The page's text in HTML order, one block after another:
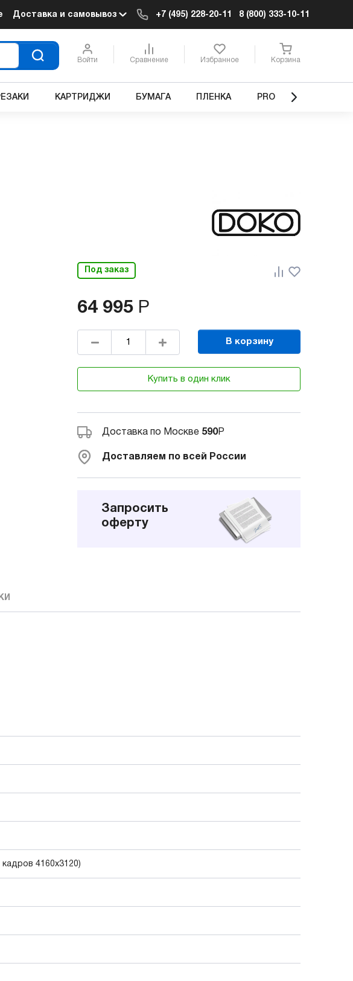
Доставка и самовывоз +7 (495) 228-20-11 8 (800) 333-10-11
Войти Сравнение Избранное Корзина
КАРТРИДЖИ БУМАГА ПЛЕНКА PRO
Под заказ
64 995 Р
В корзину
Купить в один клик
Доставка по Москве 590Р
Доставляем по всей России
Запросить
оферту
4160x3120)